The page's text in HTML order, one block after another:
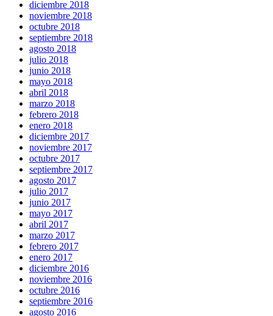
diciembre 2018
noviembre 2018
octubre 2018
septiembre 2018
agosto 2018
julio 2018
junio 2018
mayo 2018
abril 2018
marzo 2018
febrero 2018
enero 2018
diciembre 2017
noviembre 2017
octubre 2017
septiembre 2017
agosto 2017
julio 2017
junio 2017
mayo 2017
abril 2017
marzo 2017
febrero 2017
enero 2017
diciembre 2016
noviembre 2016
octubre 2016
septiembre 2016
agosto 2016